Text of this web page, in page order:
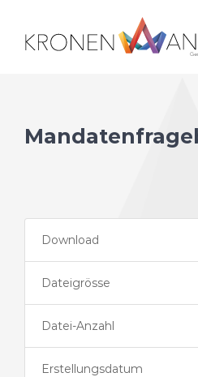
Download
Dateigrösse
Datei-Anzahl
Erstellungsdatum